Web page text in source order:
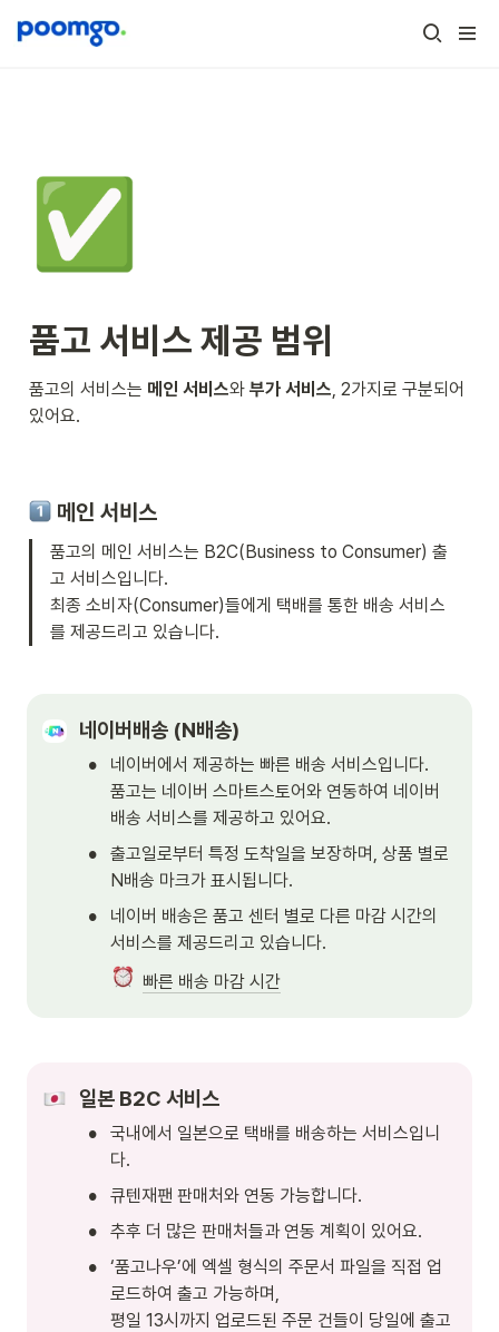
✅
품고 서비스 제공 범위
품고의 서비스는 메인 서비스와 부가 서비스, 2가지로 구분되어
있어요.
메인 서비스
품고의 메인 서비스는 B2C(Business to Consumer) 출
고 서비스입니다.
최종 소비자(Consumer)들에게 택배를 통한 배송 서비스
를 제공드리고 있습니다.
네이버배송 (N배송)
•
네이버에서 제공하는 빠른 배송 서비스입니다.
품고는 네이버 스마트스토어와 연동하여 네이버
배송 서비스를 제공하고 있어요.
•
출고일로부터 특정 도착일을 보장하며, 상품 별로
N배송 마크가 표시됩니다.
•
네이버 배송은 품고 센터 별로 다른 마감 시간의
서비스를 제공드리고 있습니다.
빠른 배송 마감 시간
일본 B2C 서비스
•
국내에서 일본으로 택배를 배송하는 서비스입니
다.
• 큐텐재팬 판매처와 연동 가능합니다.
• 추후 더 많은 판매처들과 연동 계획이 있어요.
•
‘품고나우’에 엑셀 형식의 주문서 파일을 직접 업
로드하여 출고 가능하며,
평일 13시까지 업로드된 주문 건들이 당일에 출고